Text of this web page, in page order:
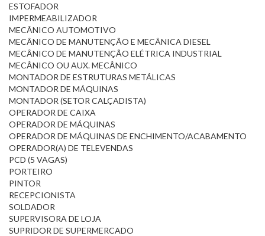
ESTOFADOR
IMPERMEABILIZADOR
MECÂNICO AUTOMOTIVO
MECÂNICO DE MANUTENÇÃO E MECÂNICA DIESEL
MECÂNICO DE MANUTENÇÃO ELÉTRICA INDUSTRIAL
MECÂNICO OU AUX. MECÂNICO
MONTADOR DE ESTRUTURAS METÁLICAS
MONTADOR DE MÁQUINAS
MONTADOR (SETOR CALÇADISTA)
OPERADOR DE CAIXA
OPERADOR DE MÁQUINAS
OPERADOR DE MÁQUINAS DE ENCHIMENTO/ACABAMENTO
OPERADOR(A) DE TELEVENDAS
PCD (5 VAGAS)
PORTEIRO
PINTOR
RECEPCIONISTA
SOLDADOR
SUPERVISORA DE LOJA
SUPRIDOR DE SUPERMERCADO